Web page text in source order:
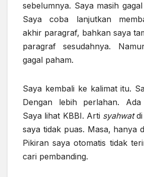
sebelumnya. Saya masih
Saya coba lanjutkan
akhir paragraf, bahkan saya
paragraf sesudahnya.
gagal paham.
Saya kembali ke kalimat itu.
Dengan lebih perlahan.
Saya lihat KBBI. Arti syahwatdi
saya tidak puas. Masa, hanya
Pikiran saya otomatis tidak
cari pembanding.